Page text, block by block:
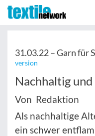
31.03.22 –Garn für
version
Nachhaltig
Von Redaktion
Als nachhaltige
ein schwer